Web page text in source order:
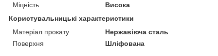
Міцність
Висока
Користувальницькі характеристики
Матеріал прокату
Нержавіюча сталь
Поверхня
Шліфована